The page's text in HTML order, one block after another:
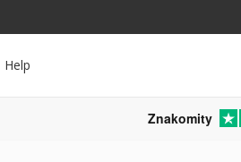
Help
Znakomity